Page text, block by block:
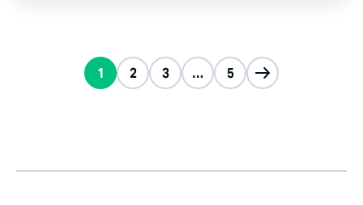
1 2 3 … 5